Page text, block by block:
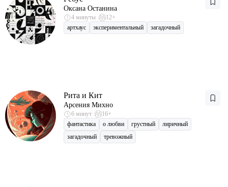
Оксана Останина
4 минуты
12+
артхаус
экспериментальный загадочный
Рита и Кит
Арсения Михно
6 минут
16+
фантастика
о любви грустный
лиричный
загадочный
тревожный